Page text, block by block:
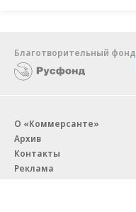
Благотворительный фонд
О «Коммерсанте»
Архив
Контакты
Реклама